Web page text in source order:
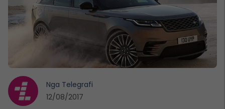
Nga Telegrafi
12/08/2017